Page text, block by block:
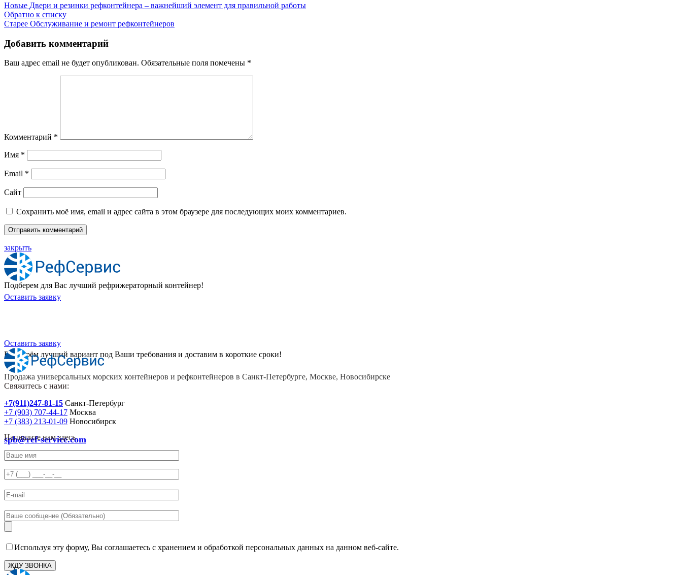
Новые Двери и резинки рефконтейнера – важнейший элемент для правильной работы
Обратно к списку
Старее Обслуживание и ремонт рефконтейнеров
Добавить комментарий
Ваш адрес email не будет опубликован. Обязательные поля помечены *
Комментарий *
Имя *
Email *
Сайт
Сохранить моё имя, email и адрес сайта в этом браузере для последующих моих комментариев.
закрыть
Подберем для Вас лучший рефрижераторный контейнер!
Оставить заявку
Подберём лучший вариант под Ваши требования и доставим в короткие сроки!
Оставить заявку
Продажа универсальных морских контейнеров и рефконтейнеров в Санкт-Петербурге, Москве, Новосибирске
Свяжитесь с нами:
+7(911)247-81-15 Санкт-Петербург
+7 (903) 707-44-17 Москва
+7 (383) 213-01-09 Новосибирск
spb@ref-service.com
Напишите нам здесь
Используя эту форму, Вы соглашаетесь с хранением и обработкой персональных данных на данном веб-сайте.